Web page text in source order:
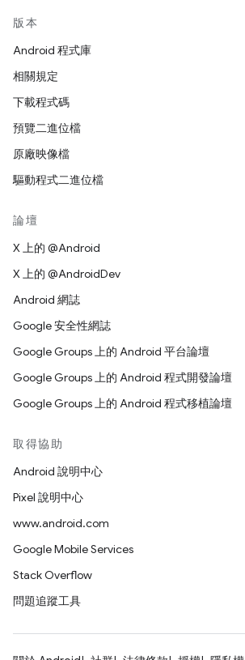
版本
Android 程式庫
相關規定
下載程式碼
預覽二進位檔
原廠映像檔
驅動程式二進位檔
論壇
X 上的 @Android
X 上的 @AndroidDev
Android 網誌
Google 安全性網誌
Google Groups 上的 Android 平台論壇
Google Groups 上的 Android 程式開發論壇
Google Groups 上的 Android 程式移植論壇
取得協助
Android 說明中心
Pixel 說明中心
www.android.com
Google Mobile Services
Stack Overflow
問題追蹤工具